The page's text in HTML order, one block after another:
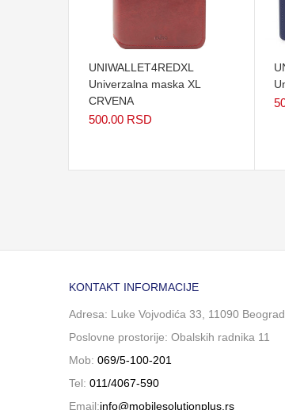
ADD TO CART
UNIWALLET4REDXL
Univerzalna maska XL
CRVENA
500.00 RSD
KONTAKT INFORMACIJE
Adresa: Luke Vojvodića 33, 11090
Poslovne prostorije: Obalskih radnika 11
Mob: 069/5-100-201
Tel: 011/4067-590
Email:info@mobilesolutionplus.rs